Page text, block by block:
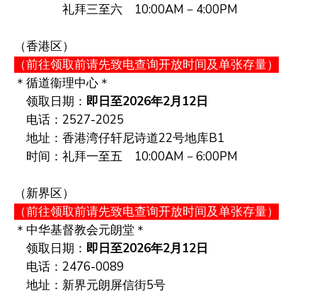
礼拜三至六 10:00AM－4:00PM
（香港区）
（前往领取前请先致电查询开放时间及单张存量）
＊循道衞理中心＊
领取日期： 即日至2026年2月12日
电话：2527-2025
地址：香港湾仔轩尼诗道22号地库B1
时间：礼拜一至五 10:00AM－6:00PM
（新界区）
（前往领取前请先致电查询开放时间及单张存量）
＊中华基督教会元朗堂＊
领取日期： 即日至2026年2月12日
电话：2476-0089
地址：新界元朗屏信街5号